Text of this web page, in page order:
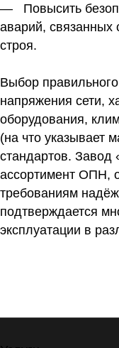
— Повысить
аварий, связанных
строя.
Выбор
напряжения сети,
оборудования,
(на что указывает
стандартов.
ассортимент ОПН,
требованиям
подтверждается
эксплуатации в